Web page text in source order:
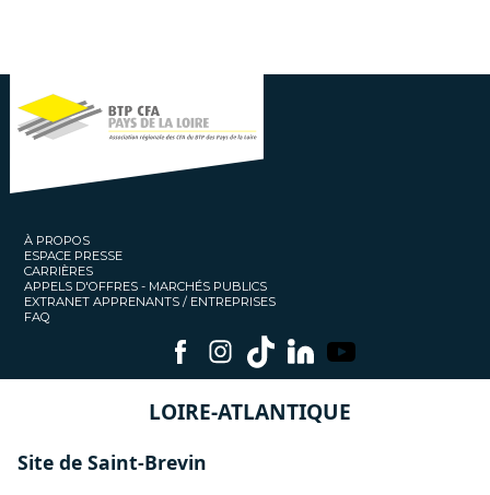
À PROPOS
ESPACE PRESSE
CARRIÈRES
APPELS D'OFFRES - MARCHÉS PUBLICS
EXTRANET APPRENANTS / ENTREPRISES
FAQ
LOIRE-ATLANTIQUE
Site de Saint-Brevin